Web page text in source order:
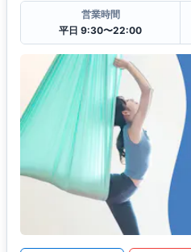
営業時間
平日 9:30〜22:00